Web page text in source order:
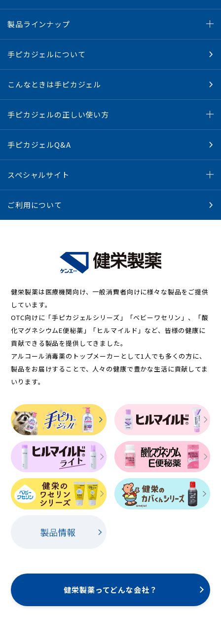
製品ラインナップ
手ピカジェルについて
こんなときは手ピカジェル
手ピカジェルの正しい使い方
手ピカジェルQ&A
スペシャルサイト
ご利用について
健栄製薬は医療機関向け、一般消費者向けに様々な製品をご提供
しています。
OTC向けに「手ピカジェルシリーズ」「ベビーワセリン」、「酸
化マグネシウムE便秘薬」「ヒルマイルド」など、皆様の健康に
貢献できる製品を提供してきました。
アルコール消毒薬のトップメーカーとして1人でも多くの方に、
製品をお届けすることで、人々の健康で豊かな生活に貢献してま
いります。
健栄製薬ってどんな会社？